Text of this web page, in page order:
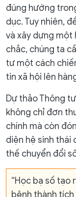
đúng hướng
dục. Tuy nhiên,
và xây dựng một
chắc, chúng ta
tư một cách
tin xã hội lên
Dự thảo Thông
không chỉ đơn
chính mà còn
diện hệ sinh thái
thế chuyển đổi
“Học bạ số tạo
bệnh thành